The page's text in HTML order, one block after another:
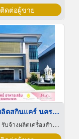
ติดต่อผู้ขาย
โรงงานผลิตสกินแคร์ นครปฐม
รับจ้างผลิตเครื่องสำอาง